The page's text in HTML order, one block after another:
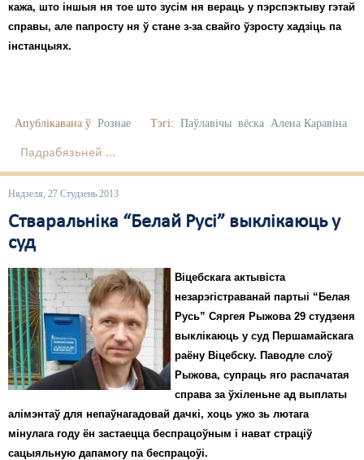
кажа, што іншыя ня тое што зусім ня вераць у пэрспэктыву гэтай
справы, але папросту ня ў стане з-за свайго ўзросту хадзіць па
інстанцыях.
Апублікавана ў Рознае Тэгі: Паўлавічы вёска Алена Каравіна
Падрабязьней ...
Нядзеля, 27 Студзень 2013
Стваральніка “Белай Русі” выклікаюць у
суд
Віцебскага актывіста
незарэгістраванай партыі “Белая
Русь” Сяргея Рыжова 29 студзеня
выклікаюць у суд Першамайскага
раёну Віцебску. Паводле слоў
Рыжова, супраць яго распачатая
справа за ўхіленьне ад выплаты
алімэнтаў для непаўнагадовай дачкі, хоць ужо зь лютага
мінулага году ён застаецца беспрацоўным і нават страціў
сацыяльную дапамогу па беспрацоўі.
Культурныя правы
Мірныя сходы
Палітвязьні
Праваабаронцы
Правы дзіцяці
Пэнітэнцыярная сыстэма
Распальваньне варожасьці
Рознае
Свабода слова
Свабода сумленьня
Суд